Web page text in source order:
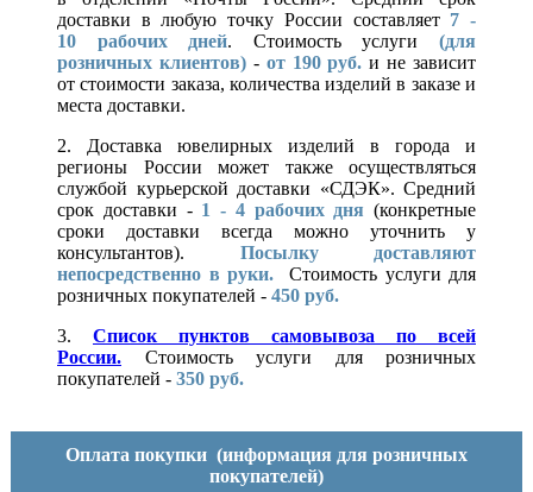
доставки в любую точку России составляет 7 -
10 рабочих дней. Стоимость услуги(для
розничных клиентов)- от 190 руб. и не зависит
от стоимости заказа, количества изделий в заказе и
места доставки.
2. Доставка ювелирных изделий в города и
регионы России может также осуществляться
службой курьерской доставки «СДЭК». Средний
срок доставки - 1 - 4 рабочих дня (конкретные
сроки доставки всегда можно уточнить у
консультантов). Посылку доставляют
непосредственно в руки.
Стоимость услуги для
розничных покупателей - 450 руб.
3. Список пунктов самовывоза по всей
России.
Стоимость услуги для розничных
покупателей - 350 руб.
Оплата покупки (информация для розничных
покупателей)